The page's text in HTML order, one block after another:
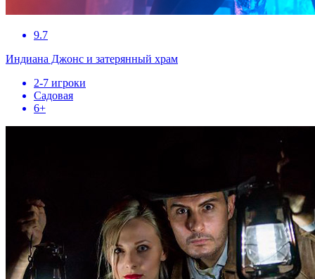
9.7
Индиана Джонс и затерянный храм
2-7 игроки
Садовая
6+